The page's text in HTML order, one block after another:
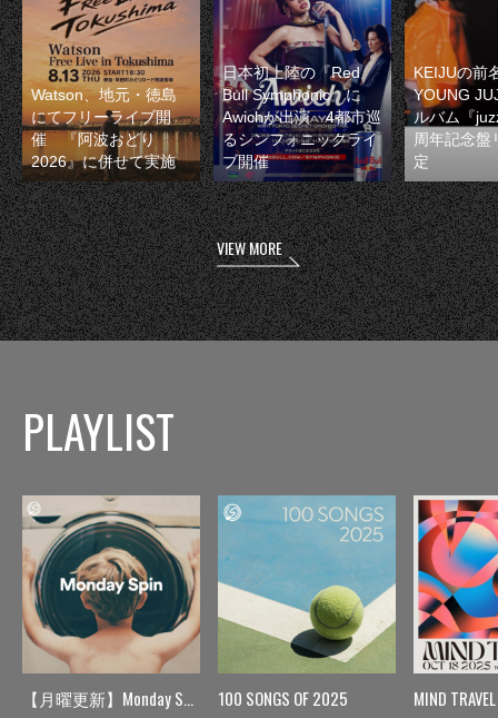
Watson、地元・徳島
にてフリーライブ開
催 『阿波おどり
2026』に併せて実施
日本初上陸の『Red
Bull Symphonic』に
Awichが出演 4都市巡
るシンフォニックライ
ブ開催
KEIJUの前
YOUNG
ルバム『
周年記念盤
定
VIEW MORE
PLAYLIST
【月曜更新】Monday Spin 100 SONGS OF 2025 MIND TRAVEL